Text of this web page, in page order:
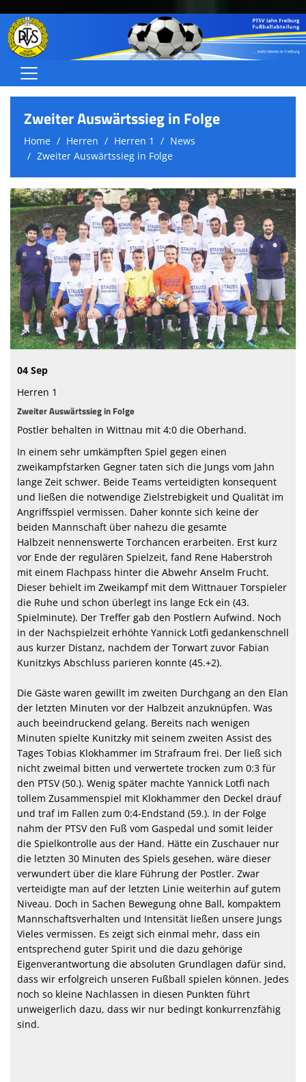
Home
Frauen/Juniorinnen
Jugend (A-C)
Jugend (D-G)
Schiedsrichter
Über uns
Termine/Ergebnisse
Sponsoren
Zweiter Auswärtssieg in Folge
Home Herren Herren 1
News
Zweiter Auswärtssieg in Folge
04 Sep
Herren 1
Zweiter Auswärtssieg in Folge
Postler behalten in Wittnau mit 4:0 die Oberhand.
In einem sehr umkämpften Spiel gegen einen
zweikampfstarken Gegner taten sich die Jungs vom Jahn
lange Zeit schwer. Beide Teams verteidigten konsequent
und ließen die notwendige Zielstrebigkeit und Qualität im
Angriffsspiel vermissen. Daher konnte sich keine der
beiden Mannschaft über nahezu die gesamte
Halbzeit nennenswerte Torchancen erarbeiten. Erst kurz
vor Ende der regulären Spielzeit, fand Rene Haberstroh
mit einem Flachpass hinter die Abwehr Anselm Frucht.
Dieser behielt im Zweikampf mit dem Wittnauer Torspieler
die Ruhe und schon überlegt ins lange Eck ein (43.
Spielminute). Der Treffer gab den Postlern Aufwind. Noch
in der Nachspielzeit erhöhte Yannick Lotfi gedankenschnell
aus kurzer Distanz, nachdem der Torwart zuvor Fabian
Kunitzkys Abschluss parieren konnte (45.+2).
Die Gäste waren gewillt im zweiten Durchgang an den Elan
der letzten Minuten vor der Halbzeit anzuknüpfen. Was
auch beeindruckend gelang. Bereits nach wenigen
Minuten spielte Kunitzky mit seinem zweiten Assist des
Tages Tobias Klokhammer im Strafraum frei. Der ließ sich
nicht zweimal bitten und verwertete trocken zum 0:3 für
den PTSV (50.). Wenig später machte Yannick Lotfi nach
tollem Zusammenspiel mit Klokhammer den Deckel drauf
und traf im Fallen zum 0:4-Endstand (59.). In der Folge
nahm der PTSV den Fuß vom Gaspedal und somit leider
die Spielkontrolle aus der Hand. Hätte ein Zuschauer nur
die letzten 30 Minuten des Spiels gesehen, wäre dieser
verwundert über die klare Führung der Postler. Zwar
verteidigte man auf der letzten Linie weiterhin auf gutem
Niveau. Doch in Sachen Bewegung ohne Ball, kompaktem
Mannschaftsverhalten und Intensität ließen unsere Jungs
Vieles vermissen. Es zeigt sich einmal mehr, dass ein
entsprechend guter Spirit und die dazu gehörige
Eigenverantwortung die absoluten Grundlagen dafür sind,
dass wir erfolgreich unseren Fußball spielen können. Jedes
noch so kleine Nachlassen in diesen Punkten führt
unweigerlich dazu, dass wir nur bedingt konkurrenzfähig
sind.